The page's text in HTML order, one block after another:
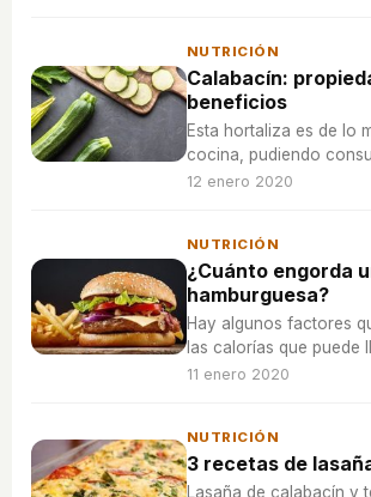
NUTRICIÓN
Calabacín:
beneficios
Esta hortaliza es de lo
cocina, pudiendo
muy variadas, pero
12 enero 2020
NUTRICIÓN
¿Cuánto engorda
hamburguesa?
Hay algunos factores
las calorías que puede
hamburguesa, ya sea
11 enero 2020
NUTRICIÓN
3 recetas de
Lasaña de calabacín y